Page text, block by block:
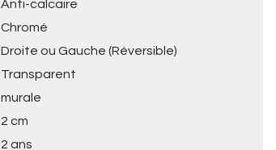
Anti-calcaire
Chromé
Droite ou Gauche (Réversible)
Transparent
murale
2 cm
2 ans